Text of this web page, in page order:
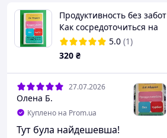
Продуктивность без забот
Как сосредоточиться на
важных вещах Абдал
BookChef
5.0 (1)
320 ₴
27.07.2026
Олена Б.
Куплено на Prom.ua
Тут була найдешевша!